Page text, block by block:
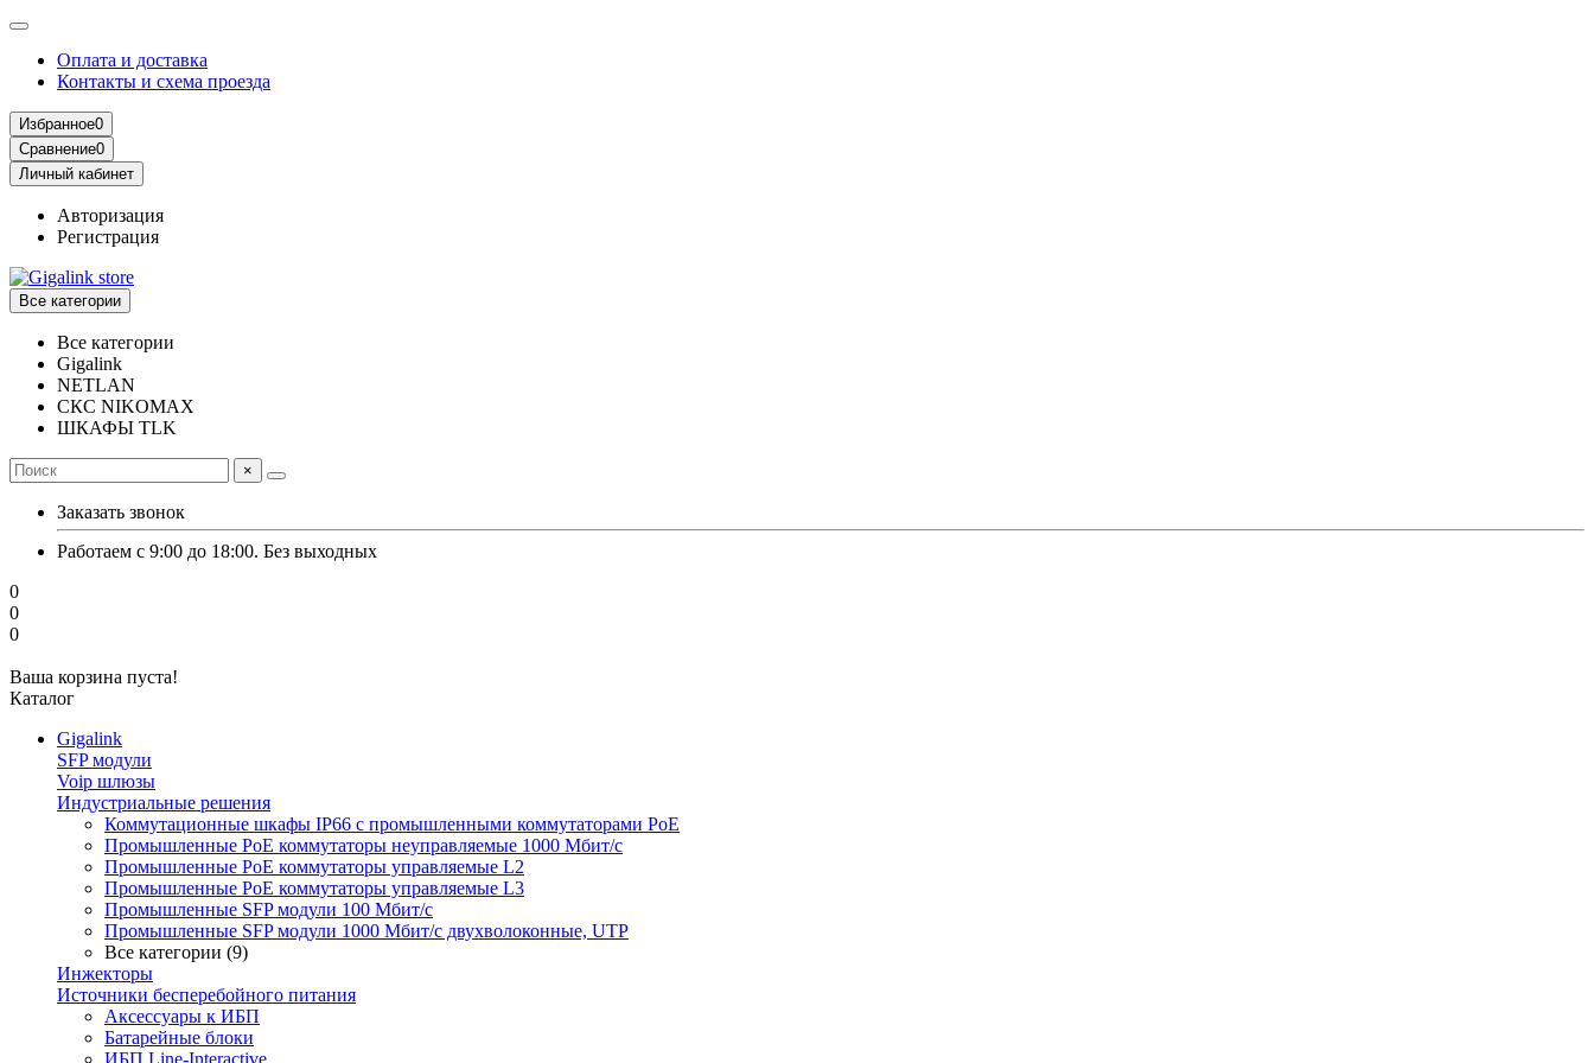
Оплата и доставка
Контакты и схема проезда
Избранное0
Сравнение0
Личный кабинет
Авторизация
Регистрация
Все категории
Все категории
Gigalink
NETLAN
СКС NIKOMAX
ШКАФЫ TLK
×
Заказать звонок
Работаем с 9:00 до 18:00. Без выходных
0
0
0
Ваша корзина пуста!
Каталог
Gigalink
SFP модули
Voip шлюзы
Индустриальные решения
Коммутационные шкафы IP66 c промышленными коммутаторами PoE
Промышленные PoE коммутаторы неуправляемые 1000 Мбит/с
Промышленные PoE коммутаторы управляемые L2
Промышленные PoE коммутаторы управляемые L3
Промышленные SFP модули 100 Мбит/c
Промышленные SFP модули 1000 Мбит/c двухволоконные, UTP
Все категории (9)
Инжекторы
Источники бесперебойного питания
Аксессуары к ИБП
Батарейные блоки
ИБП Line-Interactive